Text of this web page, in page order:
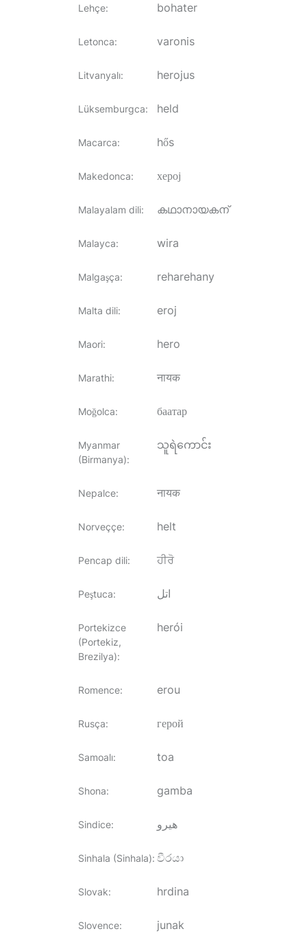
Lehçe: bohater
Letonca: varonis
Litvanyalı: herojus
Lüksemburgca: held
Macarca: hős
Makedonca: херој
Malayalam dili: കഥാനായകന്
Malayca: wira
Malgaşça: reharehany
Malta dili: eroj
Maori: hero
Marathi: नायक
Moğolca: баатар
Myanmar
(Birmanya):
သူရဲကောင်း
Nepalce: नायक
Norveççe: helt
Pencap dili: ਹੀਰੋ
Peştuca: اتل
Portekizce
(Portekiz,
Brezilya):
herói
Romence: erou
Rusça: герой
Samoalı: toa
Shona: gamba
Sindice: هيرو
Sinhala (Sinhala): වීරයා
Slovak: hrdina
Slovence: junak